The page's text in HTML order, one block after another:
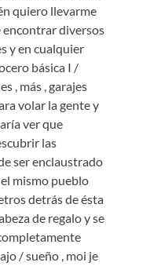
quiero llevarme
encontrar diversos
y en cualquier
básica I /
, más , garajes
volar la gente y
ver que
las
ser enclaustrado
mismo pueblo
detrás de ésta
de regalo y se
/ sueño , moi je